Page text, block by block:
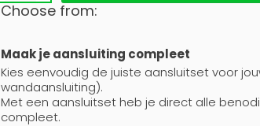
Choose from:
Maak je aansluiting compleet
Kies eenvoudig de juiste aansluitset voor
wandaansluiting).
Met een aansluitset heb je direct alle
compleet.